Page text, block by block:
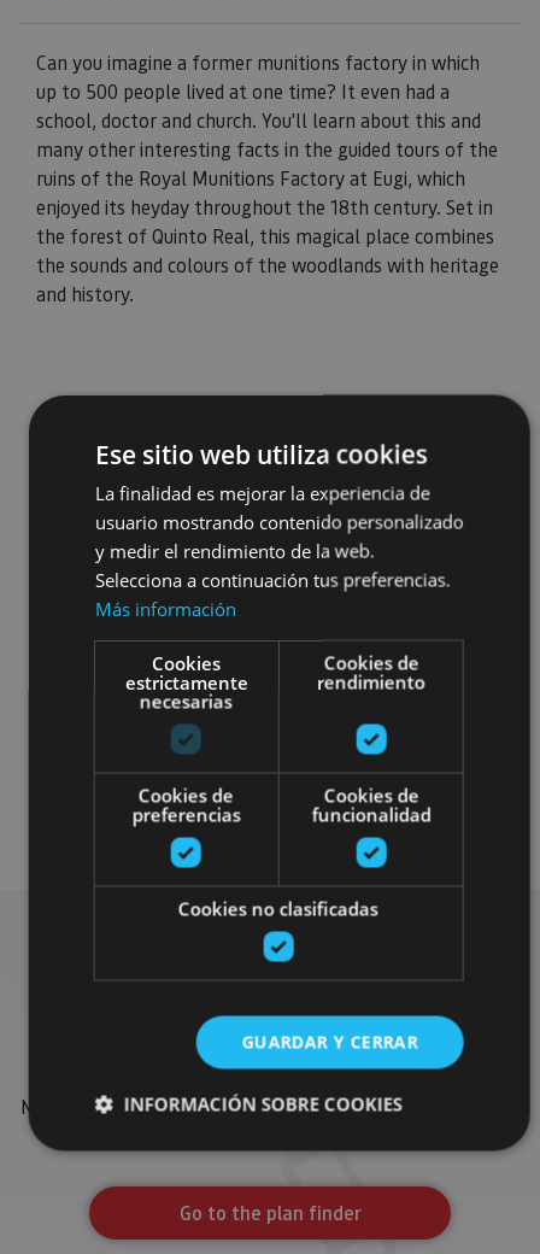
Can you imagine a former munitions factory in which
up to 500 people lived at one time? It even had a
school, doctor and church. You'll learn about this and
many other interesting facts in the guided tours of the
ruins of the Royal Munitions Factory at Eugi, which
enjoyed its heyday throughout the 18th century. Set in
the forest of Quinto Real, this magical place combines
the sounds and colours of the woodlands with heritage
and history.
Arquitectura civil Visitas guiadas
Find more plans
Find more plans and suggestions to round off your trip in
Navarre: organised activities, tours and the most important
Go to the plan finder
Ese sitio web utiliza cookies
La finalidad es mejorar la experiencia de
usuario mostrando contenido personalizado
y medir el rendimiento de la web.
Selecciona a continuación tus preferencias.
Más información
Cookies
estrictamente
necesarias
Cookies de
rendimiento
Cookies de
preferencias
Cookies de
funcionalidad
Cookies no clasificadas
GUARDAR Y CERRAR
INFORMACIÓN SOBRE COOKIES